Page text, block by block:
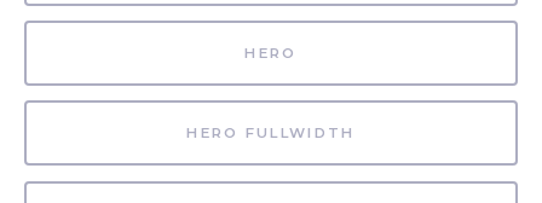
HERO
HERO FULLWIDTH